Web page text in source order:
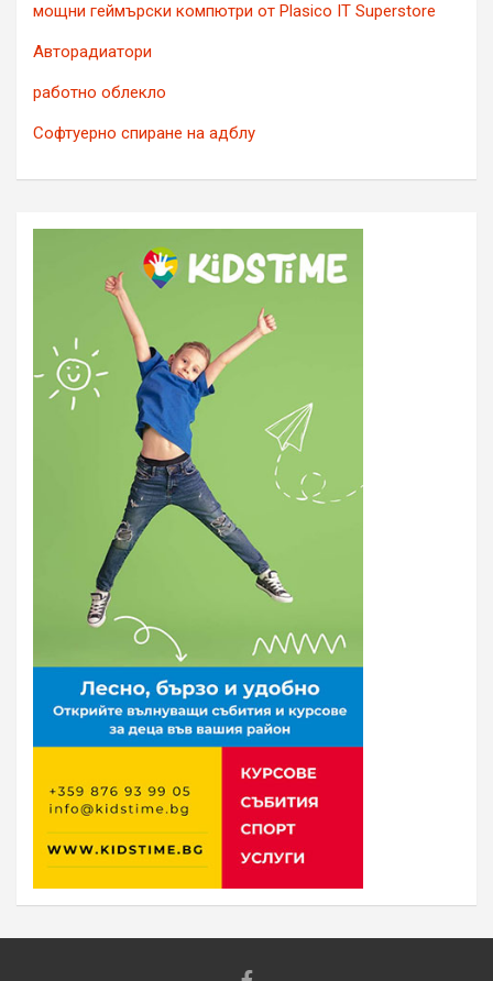
мощни геймърски компютри от Plasico IT Superstore
Авторадиатори
работно облекло
Софтуерно спиране на адблу